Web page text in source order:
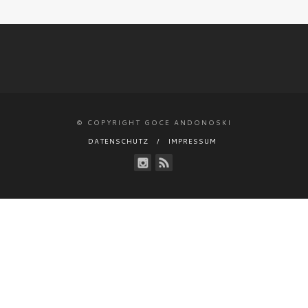
© COPYRIGHT GOCE ANDONOSKI
DATENSCHUTZ
IMPRESSUM